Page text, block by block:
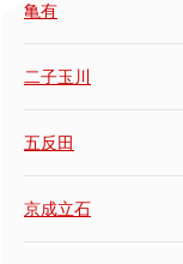
亀有
二子玉川
五反田
京成立石